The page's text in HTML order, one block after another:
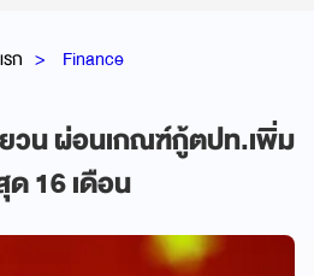
ก Finance
วน ผ่อนเกณฑ์กู้ตปท.เพิ่ม
16 เดือน